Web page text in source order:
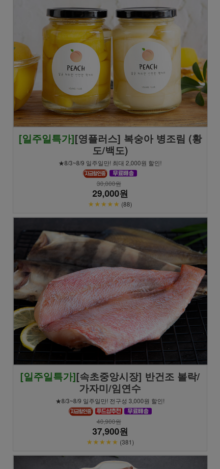
[일주일특가][영플러스] 복숭아 병조림 (황
도/백도)
★8/3~8/9 일주일만! 최대 2,000원 할인!
30,000원
29,000원
★★★★★ (88)
[일주일특가][속초중앙시장] 반건조 볼락/
가자미/임연수
★8/3~8/9 일주일만! 전구성 3,000원 할인!
40,900원
37,900원
★★★★★ (381)